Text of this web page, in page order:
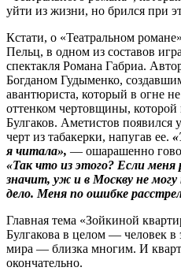
уйти из жизни, но брился при
Кстати, о «Театральном
Пельц, в одном из составов
спектакля Романа Габриа.
Богданом Гудыменко,
авантюриста, который в огне
оттенком чертовщины, которой
Булгаков. Аметистов появился
черт из табакерки, напугав ее.
я читала», — ошарашенно
«Так что из этого? Если меня
значит, уж и в Москву не
дело. Меня по ошибке
Главная тема «Зойкиной
Булгакова в целом — человек
мира — близка многим. И
окончательно.